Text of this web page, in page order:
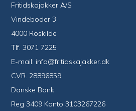
Fritidskajakker A/S
Vindeboder 3
4000 Roskilde
Tlf.3071 7225
E-mail: info@fritidskajakker.dk
CVR. 28896859
Danske Bank
Reg 3409 Konto 3103267226